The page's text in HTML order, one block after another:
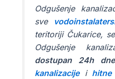
Odgušenje
sve
teritoriji Čukarice,
Odgušenje
dostupan 24h
kanalizacijei hitne